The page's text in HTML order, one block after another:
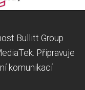
Bullitt Group
Připravuje
komunikací